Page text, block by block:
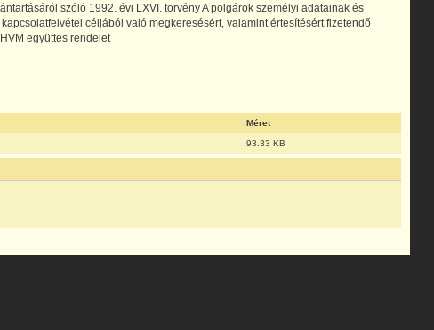
szóló 1992. évi LXVI. törvény A polgárok személyi adatainak és
céljából való megkeresésért, valamint értesítésért fizetendő
együttes rendelet
Méret
93.33 KB